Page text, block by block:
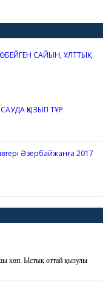
САЙЫН, ҰЛТТЫҚ
ҚЫЗЫП ТҰР
Әзербайжанға 2017
көп. Ыстық оттай қызулы